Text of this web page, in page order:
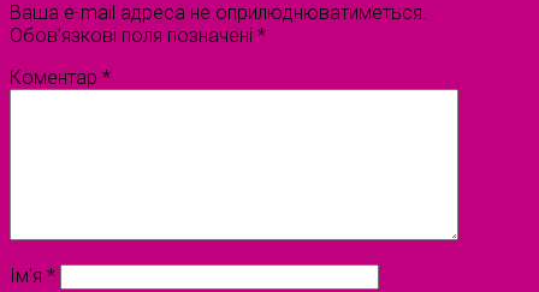
Ваша e-mail адреса не оприлюднюватиметься.
Обов’язкові поля позначені *
Коментар *
Ім'я *